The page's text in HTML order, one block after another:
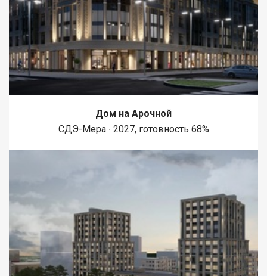
Дом на Арочной
СДЭ-Мера ∙ 2027, готовность 68%